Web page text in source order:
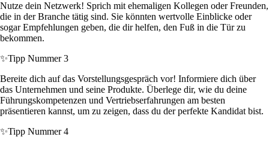
Nutze dein Netzwerk! Sprich mit ehemaligen Kollegen oder Freunden,
die in der Branche tätig sind. Sie könnten wertvolle Einblicke oder
sogar Empfehlungen geben, die dir helfen, den Fuß in die Tür zu
bekommen.
✨Tipp Nummer 3
Bereite dich auf das Vorstellungsgespräch vor! Informiere dich über
das Unternehmen und seine Produkte. Überlege dir, wie du deine
Führungskompetenzen und Vertriebserfahrungen am besten
präsentieren kannst, um zu zeigen, dass du der perfekte Kandidat bist.
✨Tipp Nummer 4